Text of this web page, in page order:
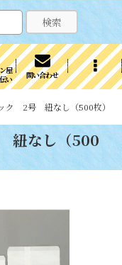
検索
屋
い
問い合わせ
ク 2号 紐なし（500枚）
紐なし（500